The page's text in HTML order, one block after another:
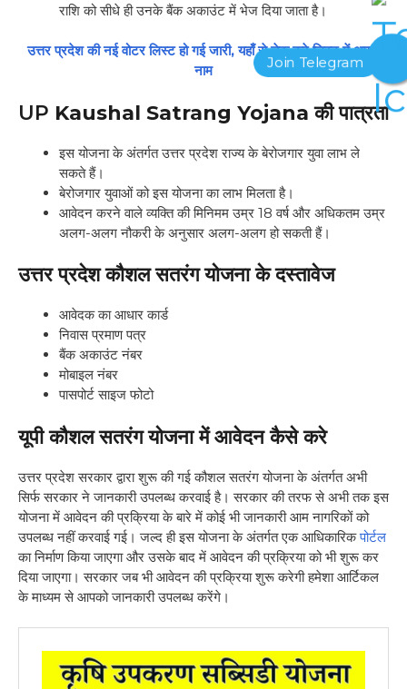
राशि को सीधे ही उनके बैंक अकाउंट में भेज दिया जाता है।
उत्तर प्रदेश की नई वोटर लिस्ट हो गई जारी, यहाँ से चेक करे लिस्ट में अपना
नाम
UP Kaushal Satrang Yojana की पात्रता
इस योजना के अंतर्गत उत्तर प्रदेश राज्य के बेरोजगार युवा लाभ ले
सकते हैं।
बेरोजगार युवाओं को इस योजना का लाभ मिलता है।
आवेदन करने वाले व्यक्ति की मिनिमम उम्र 18 वर्ष और अधिकतम उम्र
अलग-अलग नौकरी के अनुसार अलग-अलग हो सकती हैं।
उत्तर प्रदेशकौशल सतरंग योजना के दस्तावेज
आवेदक का आधार कार्ड
निवास प्रमाण पत्र
बैंक अकाउंट नंबर
मोबाइल नंबर
पासपोर्ट साइज फोटो
यूपी कौशल सतरंग योजना में आवेदन कैसे करे
उत्तर प्रदेश सरकार द्वारा शुरू की गई कौशल सतरंग योजना के अंतर्गत अभी
सिर्फ सरकार ने जानकारी उपलब्ध करवाई है। सरकार की तरफ से अभी तक इस
योजना में आवेदन की प्रक्रिया के बारे में कोई भी जानकारी आम नागरिकों को
उपलब्ध नहीं करवाई गई। जल्द ही इस योजना के अंतर्गत एक आधिकारिकपोर्टल
का निर्माण किया जाएगा और उसके बाद में आवेदन की प्रक्रिया को भी शुरू कर
दिया जाएगा। सरकार जब भी आवेदन की प्रक्रिया शुरू करेगी हमेशा आर्टिकल
के माध्यम से आपको जानकारी उपलब्ध करेंगे।